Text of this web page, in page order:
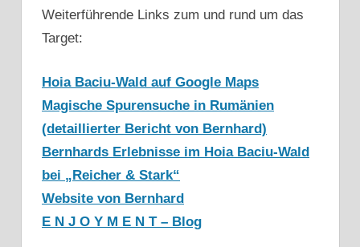
Weiterführende Links zum und rund um das
Target:
Hoia Baciu-Wald auf Google Maps
Magische Spurensuche in Rumänien
(detaillierter Bericht von Bernhard)
Bernhards Erlebnisse im Hoia Baciu-Wald
bei „Reicher & Stark“
Website von Bernhard
E N J O Y M E N T – Blog